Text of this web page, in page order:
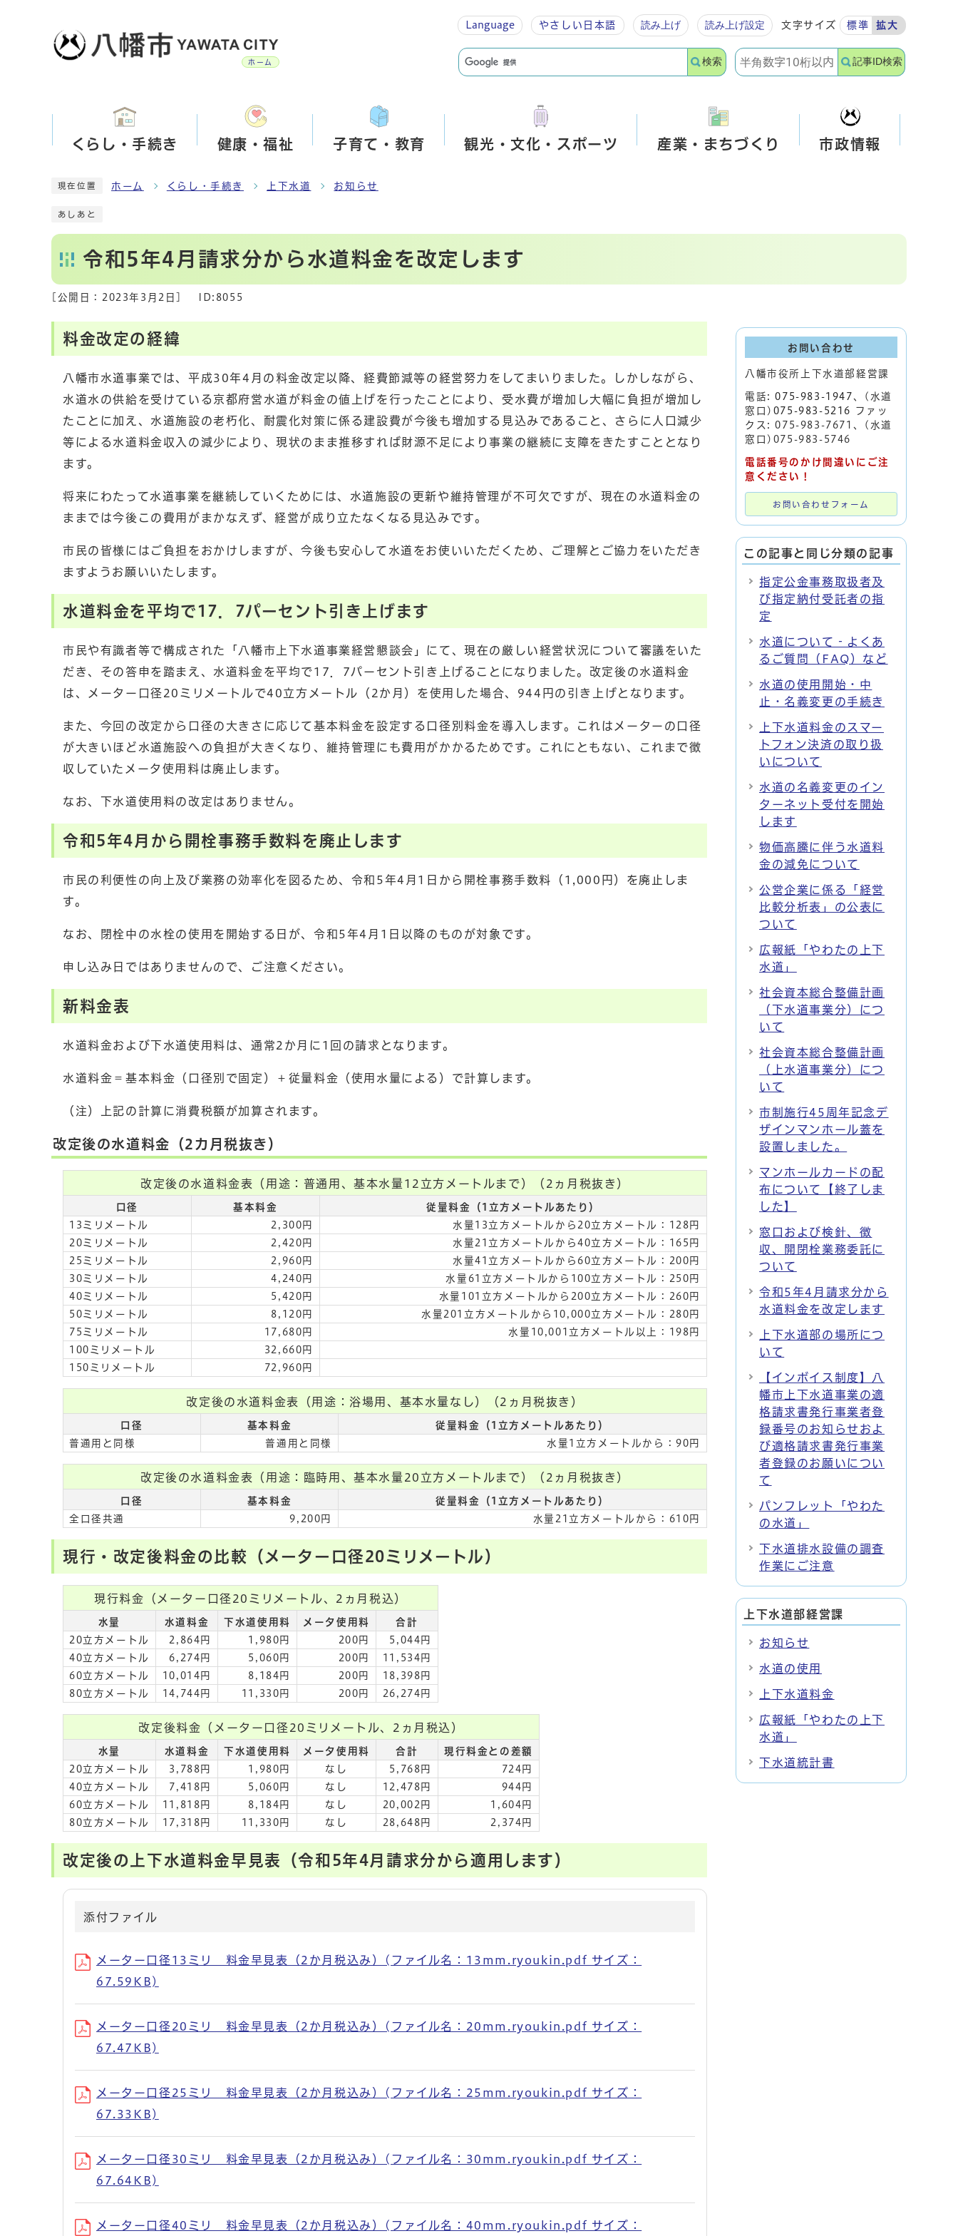
ホーム
Language やさしい 日本語 読み上げ 読み上げ設定 文字サイズ 標準 拡大
検索 記事ID検索
くらし・手続き 健康・福祉 子育て・教育 観光・文化・スポーツ 産業・まちづくり 市政情報
現在位置 ホーム くらし・手続き 上下水道 お知らせ
あしあと
令和5年4月請求分から水道料金を改定します
[公開日： 2023年3月2日 ID:8055
料金改定の経緯
八幡市水道事業では、平成30年4月の料金改定以降、経費節減等の経営努力をしてまいりました。しかしながら、
水道水の供給を受けている京都府営水道が料金の値上げを行ったことにより、受水費が増加し大幅に負担が増加し
たことに加え、水道施設の老朽化、耐震化対策に係る建設費が今後も増加する見込みであること、さらに人口減少
等による水道料金収入の減少により、現状のまま推移すれば財源不足により事業の継続に支障をきたすこととなり
ます。
将来にわたって水道事業を継続していくためには、水道施設の更新や維持管理が不可欠ですが、現在の水道料金の
ままでは今後この費用がまかなえず、経営が成り立たなくなる見込みです。
市民の皆様にはご負担をおかけしますが、今後も安心して水道をお使いいただくため、ご理解とご協力をいただき
ますようお願いいたします。
水道料金を平均で17．7パーセント引き上げます
市民や有識者等で構成された「八幡市上下水道事業経営懇談会」にて、現在の厳しい経営状況について審議をいた
だき、その答申を踏まえ、水道料金を平均で17．7パーセント引き上げることになりました。改定後の水道料金
は、メーター口径20ミリメートルで40立方メートル（2か月）を使用した場合、944円の引き上げとなります。
また、今回の改定から口径の大きさに応じて基本料金を設定する口径別料金を導入します。これはメーターの口径
が大きいほど水道施設への負担が大きくなり、維持管理にも費用がかかるためです。これにともない、これまで徴
収していたメータ使用料は廃止します。
なお、下水道使用料の改定はありません。
令和5年4月から開栓事務手数料を廃止します
市民の利便性の向上及び業務の効率化を図るため、令和5年4月1日から開栓事務手数料（1,000円）を廃止しま
す。
なお、閉栓中の水栓の使用を開始する日が、令和5年4月1日以降のものが対象です。
申し込み日ではありませんので、ご注意ください。
新料金表
水道料金および下水道使用料は、通常2か月に1回の請求となります。
水道料金＝基本料金（口径別で固定）＋従量料金（使用水量による）で計算します。
（注）上記の計算に消費税額が加算されます。
改定後の水道料金（2カ月税抜き）
改定後の水道料金表（用途：普通用、基本水量12立方メートルまで）（2ヵ月税抜き）
口径 基本料金
従量料金（1立方メートルあたり）
13ミリメートル
2,300円
水量13立方メートルから20立方メートル：128円
20ミリメートル
2,420円
水量21立方メートルから40立方メートル：165円
25ミリメートル
2,960円
水量41立方メートルから60立方メートル：200円
30ミリメートル
4,240円
水量61立方メートルから100立方メートル：250円
40ミリメートル
5,420円
水量101立方メートルから200立方メートル：260円
50ミリメートル
8,120円
水量201立方メートルから10,000立方メートル：280円
75ミリメートル
17,680円
水量10,001立方メートル以上：198円
100ミリメートル
32,660円
150ミリメートル
72,960円
改定後の水道料金表（用途：浴場用、基本水量なし）（2ヵ月税抜き）
口径 基本料金
従量料金（1立方メートルあたり）
普通用と同様
普通用と同様 水量1立方メートルから：90円
改定後の水道料金表（用途：臨時用、基本水量20立方メートルまで）（2ヵ月税抜き）
口径 基本料金
従量料金（1立方メートルあたり）
全口径共通
9,200円 水量21立方メートルから：610円
現行・改定後料金の比較（メーター口径20ミリメートル）
現行料金（メーター口径20ミリメートル、2ヵ月税込）
水量 水道料金 下水道使用料 メータ使用料
合計
20立方メートル
2,864円 1,980円 200円
5,044円
40立方メートル
6,274円 5,060円 200円
11,534円
60立方メートル
10,014円 8,184円 200円
18,398円
80立方メートル
14,744円 11,330円 200円 26,274円
改定後料金（メーター口径20ミリメートル、2ヵ月税込）
水量 水道料金 下水道使用料 メータ使用料 合計
現行料金との差額
20立方メートル
3,788円 1,980円 なし 5,768円
724円
40立方メートル
7,418円 5,060円 なし 12,478円
944円
60立方メートル
11,818円 8,184円 なし 20,002円
1,604円
80立方メートル
17,318円 11,330円 なし 28,648円 2,374円
改定後の上下水道料金早見表（令和5年4月請求分から適用します）
添付ファイル
メーター口径13ミリ 料金早見表（2か月税込み）(ファイル名：13mm.ryoukin.pdf サイズ：
67.59KB)
メーター口径20ミリ 料金早見表（2か月税込み）(ファイル名：20mm.ryoukin.pdf サイズ：
67.47KB)
メーター口径25ミリ 料金早見表（2か月税込み）(ファイル名：25mm.ryoukin.pdf サイズ：
67.33KB)
メーター口径30ミリ 料金早見表（2か月税込み）(ファイル名：30mm.ryoukin.pdf サイズ：
67.64KB)
メーター口径40ミリ 料金早見表（2か月税込み）(ファイル名：40mm.ryoukin.pdf サイズ：
お問い合わせ
八幡市役所上下水道部経営課
電話:075-983-1947、(水道
窓口) 075-983-5216
ファッ
クス: 075-983-7671、(水道
窓口)075-983-5746
電話番号のかけ間違いにご注
意ください！
お問い合わせフォーム
この記事と同じ分類の記事
指定公金事務取扱者及
び指定納付受託者の指
定
水道について‐よくあ
るご質問（FAQ）など
水道の使用開始・中
止・名義変更の手続き
上下水道料金のスマー
トフォン決済の取り扱
いについて
水道の名義変更のイン
ターネット受付を開始
します
物価高騰に伴う水道料
金の減免について
公営企業に係る「経営
比較分析表」の公表に
ついて
広報紙「やわたの上下
水道」
社会資本総合整備計画
（下水道事業分）につ
いて
社会資本総合整備計画
（上水道事業分）につ
いて
市制施行45周年記念デ
ザインマンホール蓋を
設置しました。
マンホールカードの配
布について【終了しま
した】
窓口および検針、徴
収、開閉栓業務委託に
ついて
令和5年4月請求分から
水道料金を改定します
上下水道部の場所につ
いて
【インボイス制度】八
幡市上下水道事業の適
格請求書発行事業者登
録番号のお知らせおよ
び適格請求書発行事業
者登録のお願いについ
て
パンフレット「やわた
の水道」
下水道排水設備の調査
作業にご注意
上下水道部経営課
お知らせ
水道の使用
上下水道料金
広報紙「やわたの上下
水道」
下水道統計書